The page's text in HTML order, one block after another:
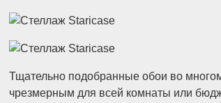
Тщательно подобранные обои во
чрезмерным для всей комнаты или